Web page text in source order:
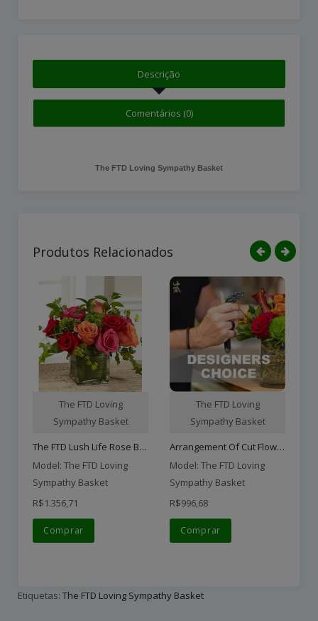
Descrição
Comentários (0)
The FTD Loving Sympathy Basket
Produtos Relacionados
The FTD Loving
Sympathy Basket
The FTD Lush Life Rose Bo..
Model: The FTD Loving
Sympathy Basket
R$1.356,71
Comprar
The FTD Loving
Sympathy Basket
Arrangement Of Cut Flower..
Model: The FTD Loving
Sympathy Basket
R$996,68
Comprar
Etiquetas: The FTD Loving Sympathy Basket